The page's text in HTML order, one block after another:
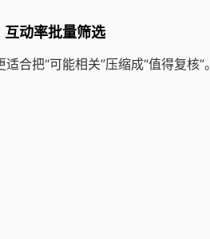
动率批量筛选
合把“可能相关”压缩成“值得复核”。